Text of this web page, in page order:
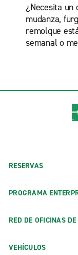
¿Necesita un
mudanza,
remolque
semanal o
RESERVAS
PROGRAMA
RED DE OFICINAS
VEHÍCULOS